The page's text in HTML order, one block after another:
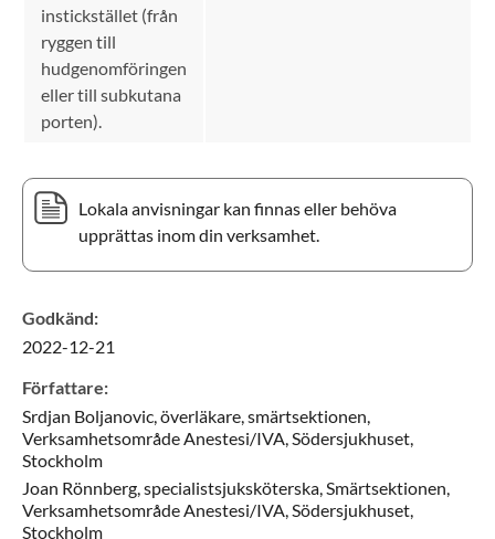
instickstället (från
ryggen till
hudgenomföringen
eller till subkutana
porten).
Lokala anvisningar kan finnas eller behöva
upprättas inom din verksamhet.
Godkänd:
2022-12-21
Författare:
Srdjan Boljanovic,överläkare, smärtsektionen,
Verksamhetsområde Anestesi/IVA, Södersjukhuset,
Stockholm
Joan Rönnberg,specialistsjuksköterska,Smärtsektionen,
Verksamhetsområde Anestesi/IVA, Södersjukhuset,
Stockholm